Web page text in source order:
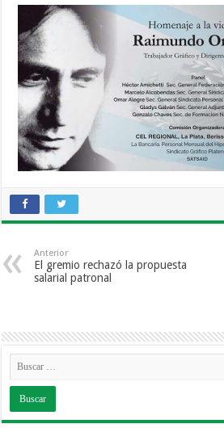
Anterior
El gremio rechazó la propuesta
salarial patronal